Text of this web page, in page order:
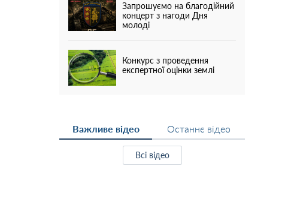
Запрошуємо на благодійний
концерт з нагоди Дня
молоді
Конкурс з проведення
експертної оцінки землі
Важливе відео Останнє відео
Всі відео